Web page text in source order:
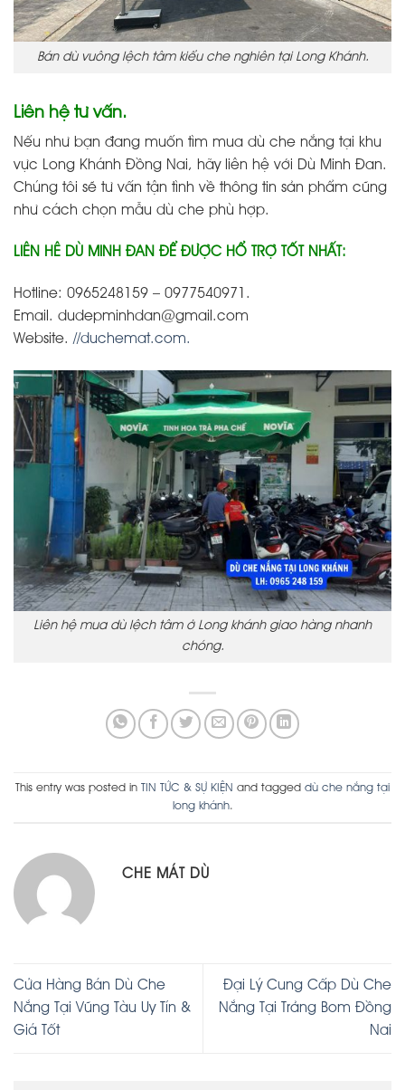
Bán dù vuông lệch tâm kiểu che nghiên tại Long Khánh.
Liên hệ tư vấn.
Nếu như bạn đang muốn tìm mua dù che nắng tại khu
vực Long Khánh Đồng Nai, hãy liên hệ với Dù Minh Đan.
Chúng tôi sẽ tư vấn tận tình về thông tin sản phẩm cũng
như cách chọn mẫu dù che phù hợp.
LIÊN HÊ DÙ MINH ĐAN ĐỂ ĐƯỢC HỔ TRỢ TỐT NHẤT:
Hotline: 0965248159 – 0977540971.
Email. dudepminhdan@gmail.com
Website. //duchemat.com.
Liên hệ mua dù lệch tâm ở Long khánh giao hàng nhanh
chóng.
This entry was posted in TIN TỨC & SỰ KIỆN and tagged dù che nắng tại
long khánh.
CHE MÁT DÙ
Cửa Hàng Bán Dù Che
Nắng Tại Vũng Tàu Uy Tín &
Giá Tốt
Đại Lý Cung Cấp Dù Che
Nắng Tại Trảng Bom Đồng
Nai